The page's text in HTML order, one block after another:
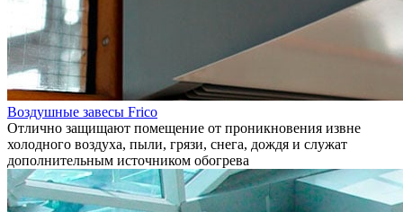
Воздушные завесы Frico
Отлично защищают помещение от проникновения извне
холодного воздуха, пыли, грязи, снега, дождя и служат
дополнительным источником обогрева